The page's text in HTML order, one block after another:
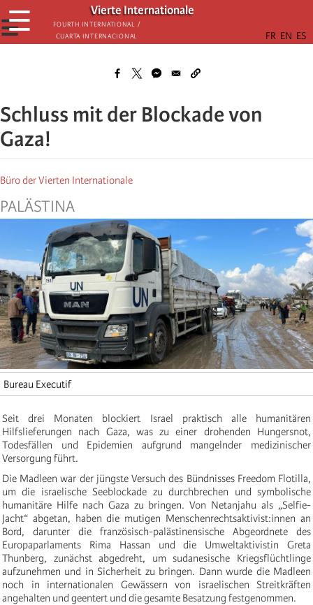
Skip
to
main
Vierte Internationale
Fourth International /
Cuarta Internacional
☰
☰
Schluss mit der Blockade von
Gaza!
Büro der Vierten Internationale
PALÄSTINA
Bureau Executif
Seit drei Monaten blockiert Israel praktisch alle humanitären
Hilfslieferungen nach Gaza, was zu einer drohenden Hungersnot,
Todesfällen und Epidemien aufgrund mangelnder medizinischer
Versorgung führt.
Die Madleen war der jüngste Versuch des Bündnisses Freedom Flotilla,
um die israelische Seeblockade zu durchbrechen und symbolische
humanitäre Hilfe nach Gaza zu bringen. Von Netanjahu als „Selfie-
Jacht“ abgetan, haben die mutigen Menschenrechtsaktivist:innen an
Bord, darunter die französisch-palästinensische Abgeordnete des
Europaparlaments Rima Hassan und die Umweltaktivistin Greta
Thunberg, zunächst abgedreht, um sudanesische Kriegsflüchtlinge
aufzunehmen und in Sicherheit zu bringen. Dann wurde die Madleen
noch in internationalen Gewässern von israelischen Streitkräften
angehalten und geentert und die gesamte Besatzung festgenommen.